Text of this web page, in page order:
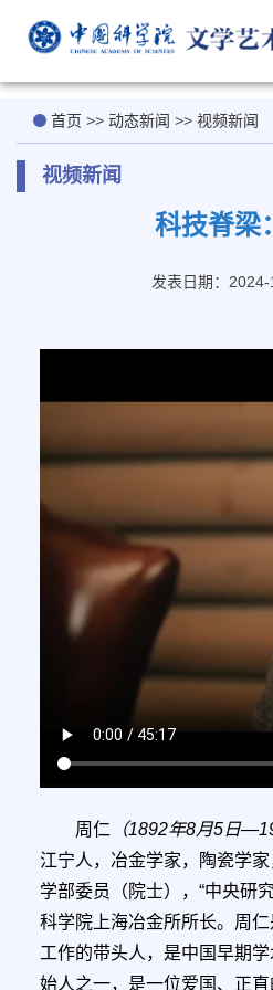
首页 >> 动态新闻 >> 视频新闻
视频新闻
科技脊梁
发表日期：
周仁 （1892年8月5日
江宁人，冶金学家，陶瓷学家
学部委员
（院士），“中央研
科学院上海冶金所所长。 周
工作的带头人，是中国早期
始人之一，是一位爱国、正